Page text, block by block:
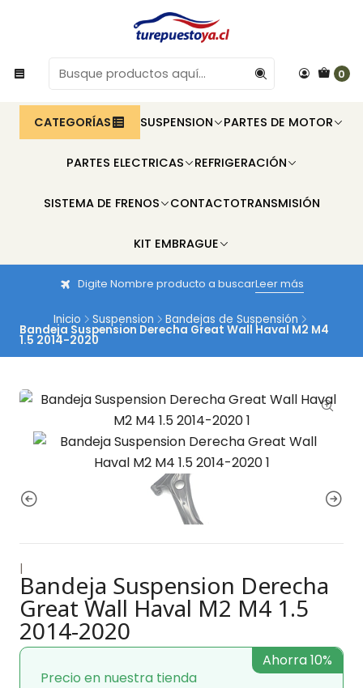
0
CATEGORÍAS SUSPENSION PARTES DE MOTOR
PARTES ELECTRICAS REFRIGERACIÓN
SISTEMA DE FRENOS CONTACTOTRANSMISIÓN
KIT EMBRAGUE
Digite Nombre producto a buscarLeer más
Inicio Suspension Bandejas de Suspensión
Bandeja Suspension Derecha Great Wall Haval M2 M4
1.5 2014-2020
|
Bandeja Suspension Derecha
Great Wall Haval M2 M4 1.5
2014-2020
Precio en nuestra tienda
Ahorra 10%